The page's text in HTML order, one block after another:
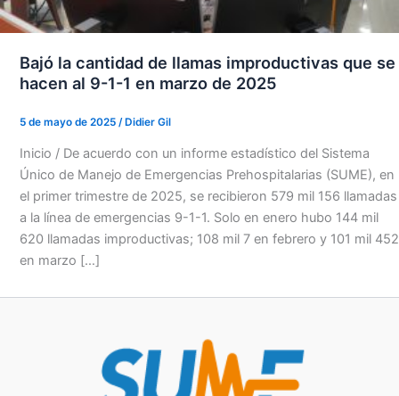
Bajó la cantidad de llamas improductivas que se
hacen al 9-1-1 en marzo de 2025
5 de mayo de 2025 / Didier Gil
Inicio / De acuerdo con un informe estadístico del Sistema
Único de Manejo de Emergencias Prehospitalarias (SUME), en
el primer trimestre de 2025, se recibieron 579 mil 156 llamadas
a la línea de emergencias 9-1-1. Solo en enero hubo 144 mil
620 llamadas improductivas; 108 mil 7 en febrero y 101 mil 452
en marzo […]